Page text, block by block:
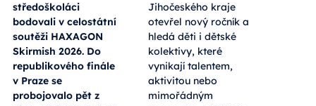
středoškoláci
bodovali v celostátní
soutěži HAXAGON
Skirmish 2026. Do
republikového finále
v Praze se
probojovalo pět z
Jihočeského kraje
otevřel nový ročník a
hledá děti i dětské
kolektivy, které
vynikají talentem,
aktivitou nebo
mimořádným